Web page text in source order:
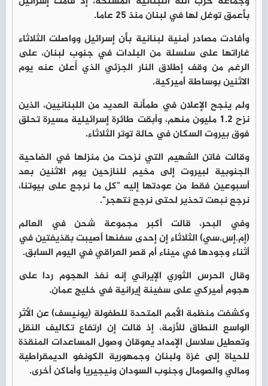
بأعمق توغل لها في لبنان منذ 25 عاما.
وأفادت مصادر أمنية لبنانية بأن إسرائيل وواصلت الثلاثاء
غاراتها على سلسلة من البلدات في جنوب لبنان، على
الرغم من وقف إطلاق النار الجزئي الذي أُعلن عنه يوم
الاثنين بوساطة أميركية.
ولم ينجح الإعلان في طمأنة العديد من اللبنانيين، الذين
نزح 1.2 مليون منهم، وأبقت طائرة إسرائيلية مسيرة تحلق
فوق بيروت السكان في حالة توتر الثلاثاء.
وقالت فاتن الشهيم التي نزحت من منزلها في الضاحية
الجنوبية لبيروت إلى مخيم للنازحين يوم الاثنين بعد
أسبوعين فقط من عودتها إليه "كل ما نرجع على بيوتنا،
نرجع نبعت تحذير لحتى نرجع نتهجر".
وفي البحر، قالت أكبر مجموعة شحن في العالم
(إم.إس.سي) الثلاثاء إن إحدى سفنها أصيبت بقذيفتين في
أثناء وجودها في ميناء أم قصر العراقي في اليوم السابق.
وقال الحرس الثوري الإيراني إنه نفذ الهجوم ردا على
هجوم أميركي على سفينة إيرانية في خليج عمان.
وكشفت منظمة الأمم المتحدة للطفولة (يونيسف) عن الأثر
الواسع النطاق للأزمة، إذ قالت إن ارتفاع تكاليف النقل
وتعطيل سلاسل الإمداد يعوقان وصول المساعدات المنقذة
للحياة إلى غزة ولبنان وجمهورية الكونغو الديمقراطية
ومالي والصومال وجنوب السودان ونيجيريا وأماكن أخرى.